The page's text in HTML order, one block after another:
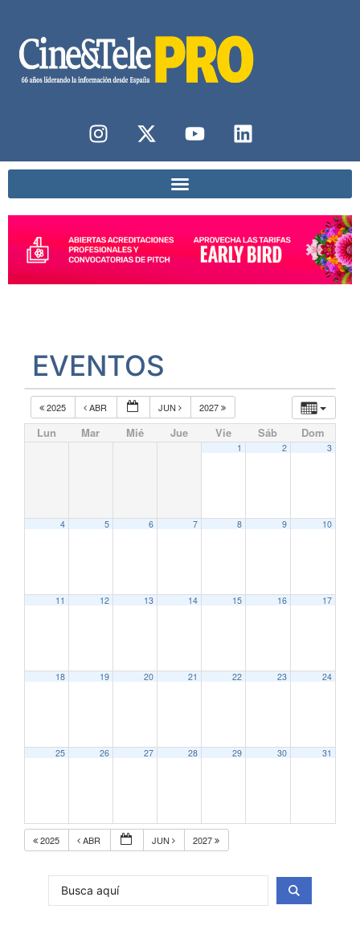
EVENTOS
2025 ABR JUN 2027
Lun Mar Mié Jue Vie Sáb Dom
1 2 3
4 5 6 7 8 9 10
11 12 13 14 15 16 17
18 19 20 21 22 23 24
25 26 27 28 29 30 31
2025 ABR JUN 2027